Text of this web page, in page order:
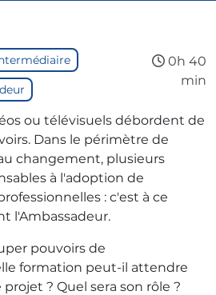
ou télévisuels débordent de
Dans le périmètre de
changement, plusieurs
à l'adoption de
: c'est à ce
l'Ambassadeur.
pouvoirs de
formation peut-il attendre
? Quel sera son rôle ?
0h 40
min